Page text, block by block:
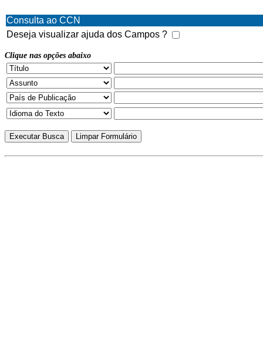
Consulta ao CCN
Deseja visualizar ajuda dos Campos ?
Clique nas opções abaixo